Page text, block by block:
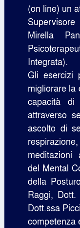
(on line) un
Mirella
Integrata).
Gli esercizi
migliorare la
capacità di
attraverso
ascolto di
meditazioni
del Mental
della
Raggi,
Dott.ssa
competenza